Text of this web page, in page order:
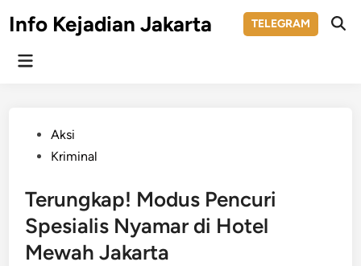
toInfo Kejadian Jakarta TELEGRAM
Main
PostedAksi
Kriminal
Terungkap! Modus Pencuri
Spesialis Nyamar di Hotel
Mewah Jakarta